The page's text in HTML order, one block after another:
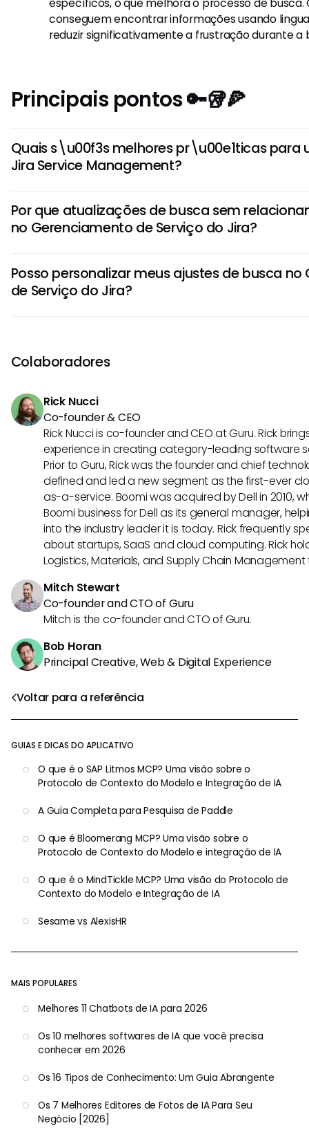
Voltar para a referência
GUIAS E DICAS DO APLICATIVO
O que é o SAP Litmos MCP? Uma visão sobre o
Protocolo de Contexto do Modelo e Integração de IA
A Guia Completa para Pesquisa de Paddle
O que é Bloomerang MCP? Uma visão sobre o
Protocolo de Contexto do Modelo e integração de IA
O que é o MindTickle MCP? Uma visão do Protocolo de
Contexto do Modelo e Integração de IA
Sesame vs AlexisHR
MAIS POPULARES
Melhores 11 Chatbots de IA para 2026
Os 10 melhores softwares de IA que você precisa
conhecer em 2026
Os 16 Tipos de Conhecimento: Um Guia Abrangente
Os 7 Melhores Editores de Fotos de IA Para Seu
Negócio [2026]
conseguem encontrar informações usando
reduzir significativamente a frustração durante a
Principais pontos 🔑🥡🍕
Quais s\u00f3s melhores pr\u00e1ticas para
Jira Service Management?
claras e precisas, aplique filtros de forma regular e faça
suave para capturar variações nas suas incòs."
Por que atualizações de busca sem
no Gerenciamento de Serviço do Jira?
utilizada nos sistemas." "As variações no input podem
forma como os dados são indexados, impactando a
Posso personalizar meus ajustes de busca
de Serviço do Jira?
para refinar suas buscas." "No entanto, os usuários
desejo de mais opções de busca personalizadas em
Colaboradores
Rick Nucci
Co-founder & CEO
Rick Nucci is co-founder and CEO at Guru. Rick
experience in creating category-leading software
Prior to Guru, Rick was the founder and chief
defined and led a new segment as the first-ever
as-a-service. Boomi was acquired by Dell in 2010,
Boomi business for Dell as its general manager,
into the industry leader it is today. Rick frequently
about startups, SaaS and cloud computing. Rick
Logistics, Materials, and Supply Chain Management
Mitch Stewart
Co-founder and CTO of Guru
Mitch is the co-founder and CTO of Guru.
Bob Horan
Principal Creative, Web & Digital Experience